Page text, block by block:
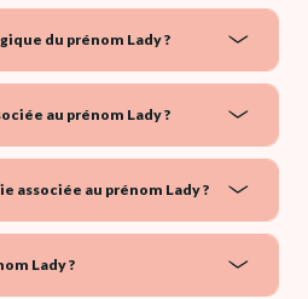
du prénom Lady ?
au prénom Lady ?
associée au prénom Lady ?
Lady ?